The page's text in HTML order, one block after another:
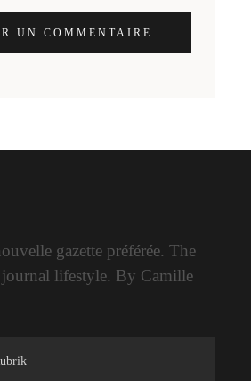
UN COMMENTAIRE
gazette préférée. The
lifestyle. By Camille